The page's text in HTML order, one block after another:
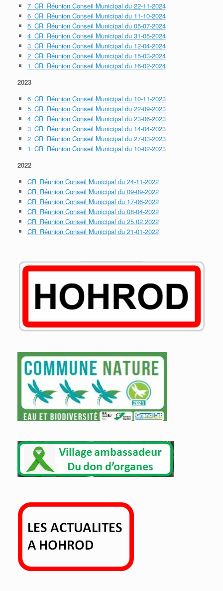
7_CR_Réunion Conseil Municipal du 22-11-2024
6_CR_Réunion Conseil Municipal du 11-10-2024
5_CR_Réunion Conseil Municipal du 05-07-2024
4_CR_Réunion Conseil Municipal du 31-05-2024
3_CR_Réunion Conseil Municipal du 12-04-2024
2_CR_Réunion Conseil Municipal du 15-03-2024
1_CR_Réunion Conseil Municipal du 16-02-2024
2023
6_CR_Réunion Conseil Municipal du 10-11-2023
5_CR_Réunion Conseil Municipal du 22-09-2023
4_CR_Réunion Conseil Municipal du 23-06-2023
3_CR_Réunion Conseil Municipal du 14-04-2023
2_CR_Réunion Conseil Municipal du 27-03-2023
1_CR_Réunion Conseil Municipal du 10-02-2023
2022
CR_Réunion Conseil Municipal du 24-11-2022
CR_Réunion Conseil Municipal du 09-09-2022
CR_Réunion Conseil Municipal du 17-06-2022
CR_Réunion Conseil Municipal du 08-04-2022
CR_Réunion Conseil Municipal du 25.02.2022
CR_Réunion Conseil Municipal du 21-01-2022